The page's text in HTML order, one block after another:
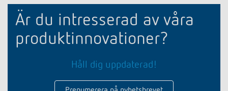
Är du intresserad av våra
produktinnovationer?
Håll dig uppdaterad!